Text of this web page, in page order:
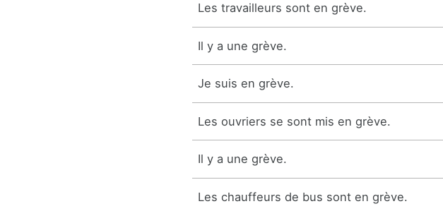
Les travailleurs sont en grève.
Il y a une grève.
Je suis en grève.
Les ouvriers se sont mis en grève.
Il y a une grève.
Les chauffeurs de bus sont en grève.